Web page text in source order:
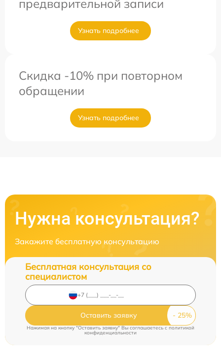
предварительной записи
Узнать подробнее
Скидка -10% при повторном
обращении
Узнать подробнее
Нужна консультация?
Закажите бесплатную консультацию
Бесплатная консультация со
специалистом
Оставить заявку
Нажимая на кнопку "Оставить заявку" Вы соглашаетесь cполитикой
конфиденциальности